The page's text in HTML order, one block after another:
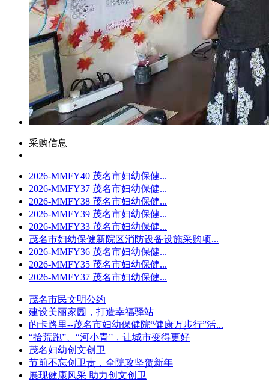
采购信息
2026-MMFY40 茂名市妇幼保健...
2026-MMFY37 茂名市妇幼保健...
2026-MMFY38 茂名市妇幼保健...
2026-MMFY39 茂名市妇幼保健...
2026-MMFY33 茂名市妇幼保健...
茂名市妇幼保健新院区消防设备设施采购项...
2026-MMFY36 茂名市妇幼保健...
2026-MMFY35 茂名市妇幼保健...
2026-MMFY37 茂名市妇幼保健...
茂名市民文明公约
建设美丽家园，打造幸福驿站
的卡路里--茂名市妇幼保健院“健康万步行”活...
“拾荒跑”、“河小青”，让城市变得更好
茂名妇幼创文创卫
节前不忘创卫责，全院攻坚贺新年
展现健康风采 助力创文创卫